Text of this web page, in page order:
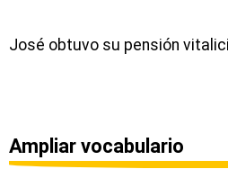
José obtuvo su pensión
Ampliar vocabulario